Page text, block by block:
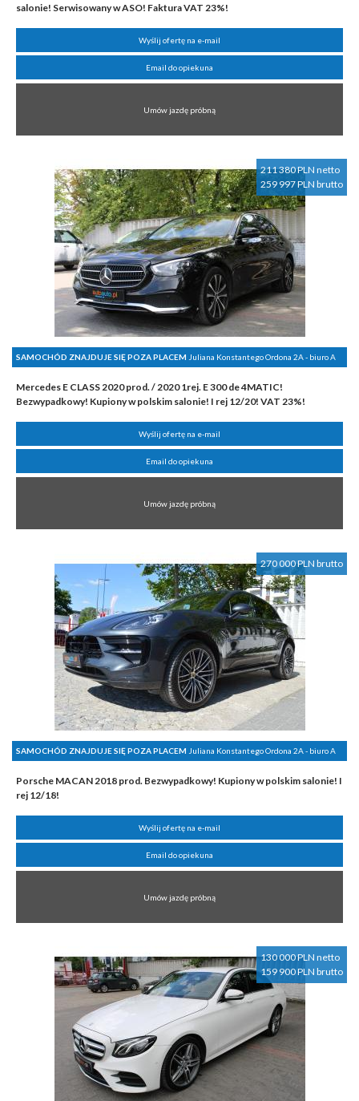
salonie! Serwisowany w ASO! Faktura VAT 23%!
Wyślij ofertę na e-mail
Email do opiekuna
Umów jazdę próbną
211 380 PLN netto
259 997 PLN brutto
SAMOCHÓD ZNAJDUJE SIĘ POZA PLACEM Juliana Konstantego Ordona 2A - biuro A
Mercedes E CLASS 2020 prod. / 2020 1rej. E 300 de 4MATIC!
Bezwypadkowy! Kupiony w polskim salonie! I rej 12/20! VAT 23%!
Wyślij ofertę na e-mail
Email do opiekuna
Umów jazdę próbną
270 000 PLN brutto
SAMOCHÓD ZNAJDUJE SIĘ POZA PLACEM Juliana Konstantego Ordona 2A - biuro A
Porsche MACAN 2018 prod. Bezwypadkowy! Kupiony w polskim salonie! I
rej 12/18!
Wyślij ofertę na e-mail
Email do opiekuna
Umów jazdę próbną
130 000 PLN netto
159 900 PLN brutto